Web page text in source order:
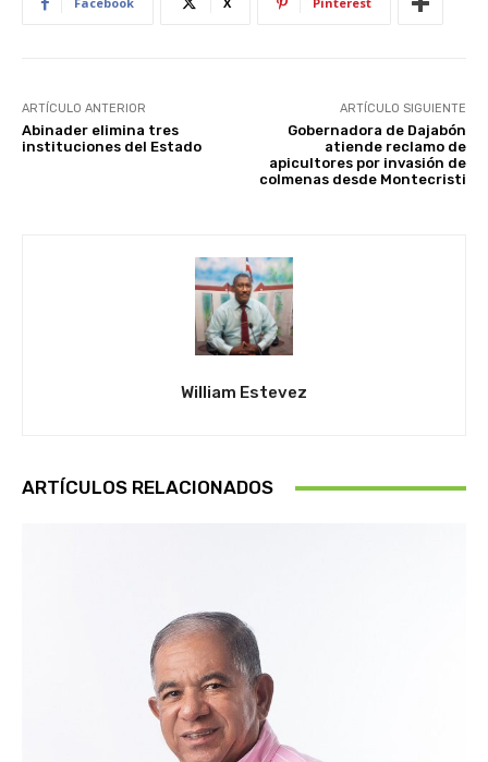
ARTÍCULO ANTERIOR
Abinader elimina tres
instituciones del Estado
ARTÍCULO SIGUIENTE
Gobernadora de Dajabón
atiende reclamo de
apicultores por invasión de
colmenas desde Montecristi
William Estevez
ARTÍCULOS RELACIONADOS